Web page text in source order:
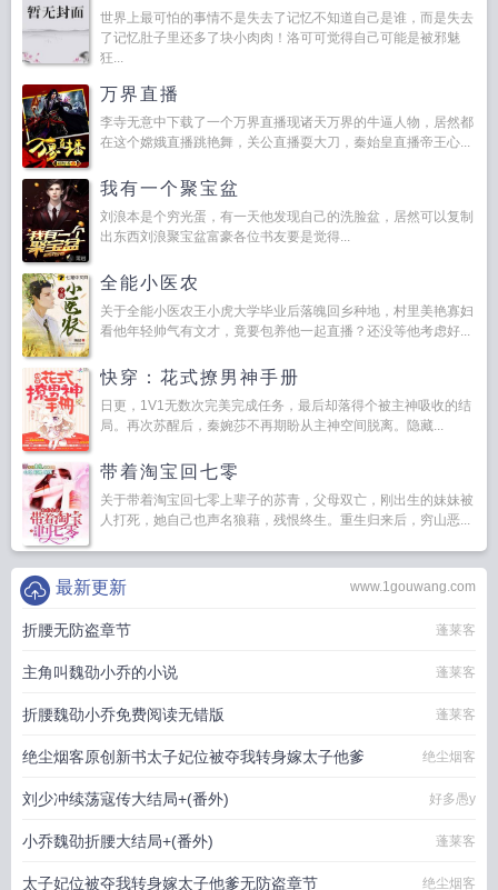
世界上最可怕的事情不是失去了记忆不知道自己是谁，而是失去
了记忆肚子里还多了块小肉肉！洛可可觉得自己可能是被邪魅
狂...
万界直播
李寺无意中下载了一个万界直播现诸天万界的牛逼人物，居然都
在这个嫦娥直播跳艳舞，关公直播耍大刀，秦始皇直播帝王心...
我有一个聚宝盆
刘浪本是个穷光蛋，有一天他发现自己的洗脸盆，居然可以复制
出东西刘浪聚宝盆富豪各位书友要是觉得...
全能小医农
关于全能小医农王小虎大学毕业后落魄回乡种地，村里美艳寡妇
看他年轻帅气有文才，竟要包养他一起直播？还没等他考虑好...
快穿：花式撩男神手册
日更，1V1无数次完美完成任务，最后却落得个被主神吸收的结
局。再次苏醒后，秦婉莎不再期盼从主神空间脱离。隐藏...
带着淘宝回七零
关于带着淘宝回七零上辈子的苏青，父母双亡，刚出生的妹妹被
人打死，她自己也声名狼藉，残恨终生。重生归来后，穷山恶...
www.1gouwang.com
最新更新
折腰无防盗章节 蓬莱客
主角叫魏劭小乔的小说 蓬莱客
折腰魏劭小乔免费阅读无错版 蓬莱客
绝尘烟客原创新书太子妃位被夺我转身嫁太子他爹 绝尘烟客
刘少冲续荡寇传大结局+(番外) 好多愚y
小乔魏劭折腰大结局+(番外) 蓬莱客
太子妃位被夺我转身嫁太子他爹无防盗章节 绝尘烟客